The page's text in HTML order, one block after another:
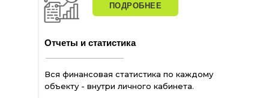
Отчеты и статистика
Вся финансовая статистика по каждому
объекту - внутри личного кабинета.
ПОДРОБНЕЕ